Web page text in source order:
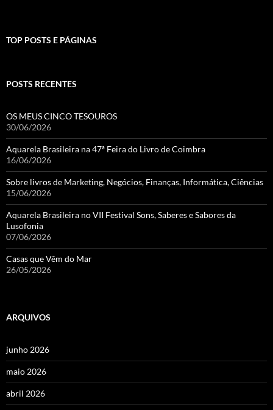
TOP POSTS E PÁGINAS
POSTS RECENTES
OS MEUS CINCO TESOUROS
30/06/2026
Aquarela Brasileira na 47ª Feira do Livro de Coimbra
16/06/2026
Sobre livros de Marketing, Negócios, Finanças, Informática, Ciências
15/06/2026
Aquarela Brasileira no VII Festival Sons, Saberes e Sabores da
Lusofonia
07/06/2026
Casas que Vêm do Mar
26/05/2026
ARQUIVOS
junho 2026
maio 2026
abril 2026